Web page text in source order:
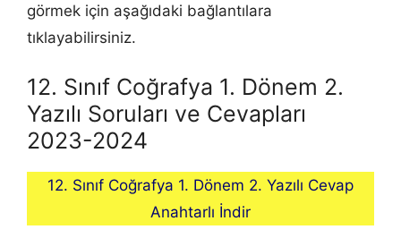
görmek için aşağıdaki bağlantılara
tıklayabilirsiniz.
12. Sınıf Coğrafya 1. Dönem 2.
Yazılı Soruları ve Cevapları
2023-2024
12. Sınıf Coğrafya 1. Dönem 2. Yazılı Cevap
Anahtarlı İndir